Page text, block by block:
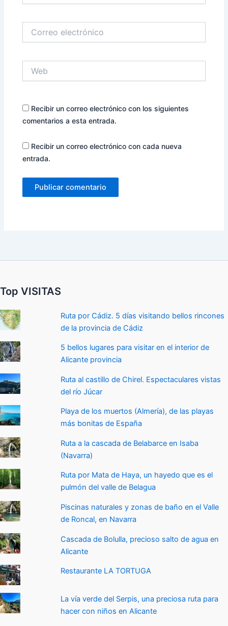
electrónico
Recibir un correo electrónico con los siguientes
comentarios a esta entrada.
Recibir un correo electrónico con cada nueva
entrada.
Top VISITAS
Ruta por Cádiz. 5 días visitando bellos rincones
de la provincia de Cádiz
5 bellos lugares para visitar en el interior de
Alicante provincia
Ruta al castillo de Chirel. Espectaculares vistas
del río Júcar
Playa de los muertos (Almería), de las playas
más bonitas de España
Ruta a la cascada de Belabarce en Isaba
(Navarra)
Ruta por Mata de Haya, un hayedo que es el
pulmón del valle de Belagua
Piscinas naturales y zonas de baño en el Valle
de Roncal, en Navarra
Cascada de Bolulla, precioso salto de agua en
Alicante
Restaurante LA TORTUGA
La vía verde del Serpis, una preciosa ruta para
hacer con niños en Alicante